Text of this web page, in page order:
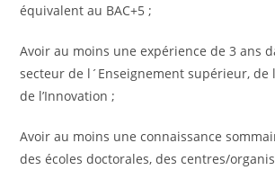
équivalent au BAC+5 ;
Avoir au moins une expérience de 3 ans
secteur de l´Enseignement supérieur, de
de l’Innovation ;
Avoir au moins une connaissance
des écoles doctorales, des centres/